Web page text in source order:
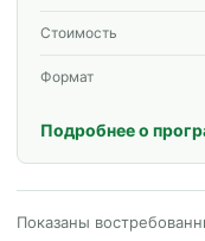
Стоимость
Формат
Подробнее о
Показаны